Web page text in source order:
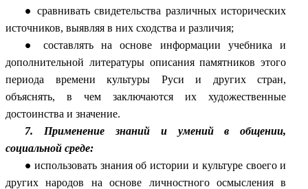
сравнивать свидетельства различных исторических
источников, выявляя в них сходства и различия;
составлять на основе информации учебника и
дополнительной литературы описания памятников этого
периода времени культуры Руси и других стран,
объяснять, в чем заключаются их художественные
достоинства и значение.
7. Применение знаний и умений в общении,
социальной среде:
использовать знания об истории и культуре своего и
других народов на основе личностного осмысления в